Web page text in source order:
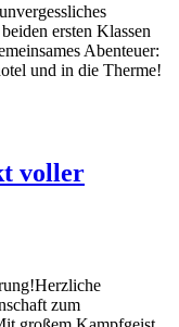
ersten Klassen
Abenteuer:
und in die Therme!
voller
zum